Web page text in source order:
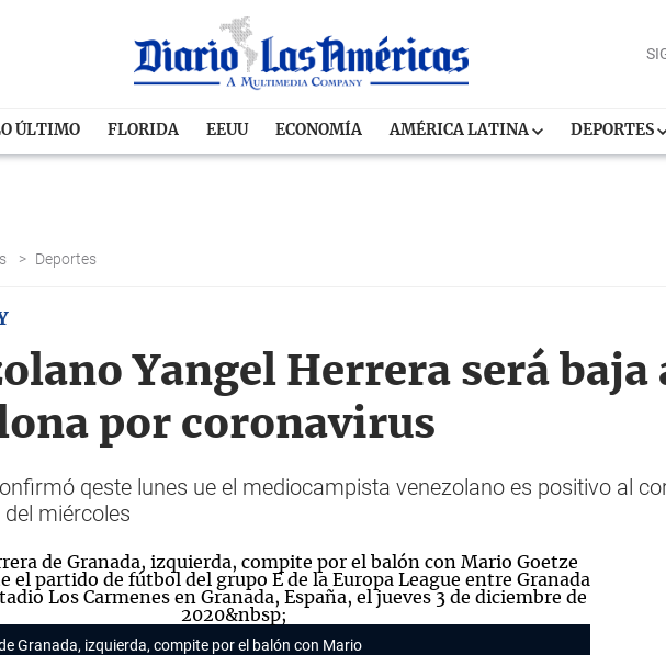
ÚLTIMO FLORIDA EEUU ECONOMÍA AMÉRICA LATINA DEPORTES
> Deportes
Yangel Herrera será baja
por coronavirus
qeste lunes ue el mediocampista venezolano es positivo al
miércoles
Granada, izquierda, compite por el balón con Mario